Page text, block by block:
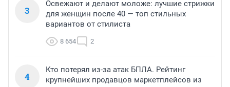
3
Освежают и делают моложе: лучшие стрижки
для женщин после 40 — топ стильных
вариантов от стилиста
8 654 2
4
Кто потерял из-за атак БПЛА. Рейтинг
крупнейших продавцов маркетплейсов из